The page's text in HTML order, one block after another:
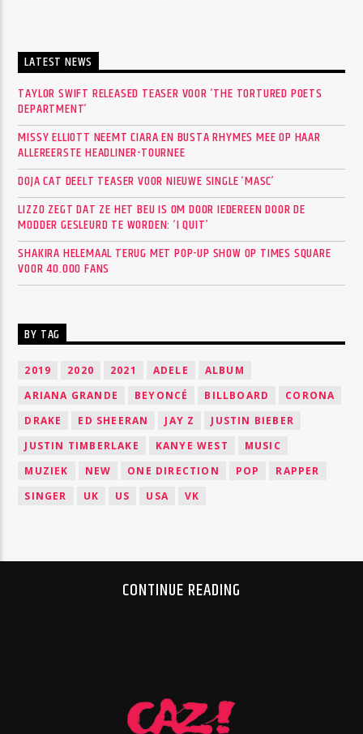
LATEST NEWS
TAYLOR SWIFT RELEASED TEASER VOOR ‘THE TORTURED POETS
DEPARTMENT’
MISSY ELLIOTT NEEMT CIARA EN BUSTA RHYMES MEE OP HAAR
ALLEREERSTE HEADLINER-TOURNEE
DOJA CAT DEELT TEASER VOOR NIEUWE SINGLE ‘MASC’
LIZZO ZEGT DAT ZE HET BEU IS OM DOOR IEDEREEN DOOR DE
MODDER GESLEURD TE WORDEN: ‘I QUIT’
SHAKIRA HELEMAAL TERUG MET POP-UP SHOW OP TIMES SQUARE
VOOR 40.000 FANS
BY TAG
2019 2020 2021 ADELE
ALBUM
ARIANA GRANDE
BEYONCÉ BILLBOARD
CORONA
DRAKE
ED SHEERAN JAY Z
JUSTIN BIEBER
JUSTIN TIMBERLAKE
KANYE WEST
MUSIC
MUZIEK
NEW ONE DIRECTION POP
RAPPER
SINGER
UK US USA VK
CONTINUE READING